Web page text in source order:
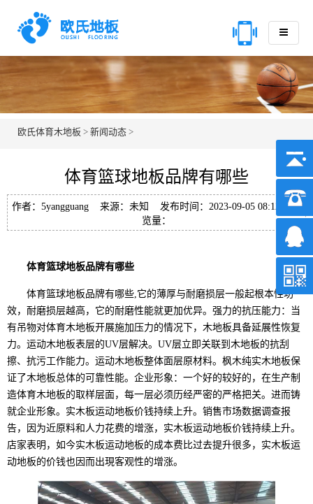
欧氏体育木地板 > 新闻动态 >
体育篮球地板品牌有哪些
作者：5yangguang 来源：未知 发布时间：2023-09-05 08:12 浏
览量：
体育篮球地板品牌有哪些
体育篮球地板品牌有哪些,它的薄厚与耐磨损层一般起根本性功
效，耐磨损层越高，它的耐磨性能就更加优异。强力的抗压能力：当
有吊物对体育木地板开展施加压力的情况下，木地板具备延展性恢复
力。运动木地板表层的UV层解决。UV层立即关联到木地板的抗刮
擦、抗污工作能力。运动木地板整体面层原材料。枫木纯实木地板保
证了木地板总体的可靠性能。企业形象：一个好的较好的，在生产制
造体育木地板的取样层面，每一层必须历经严密的严格把关。进而铸
就企业形象。实木板运动地板价钱持续上升。销售市场数据调查报
告，因为近原料和人力花费的增涨，实木板运动地板价钱持续上升。
店家表明，如今实木板运动地板的成本费比过去提升很多，实木板运
动地板的价钱也因而出現客观性的增涨。